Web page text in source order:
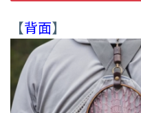
【背面】